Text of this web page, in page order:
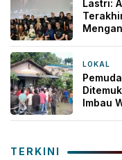
Lastri:
LOKAL
Imbau
TERKINI